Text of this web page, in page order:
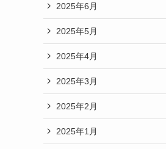
2025年6月
2025年5月
2025年4月
2025年3月
2025年2月
2025年1月